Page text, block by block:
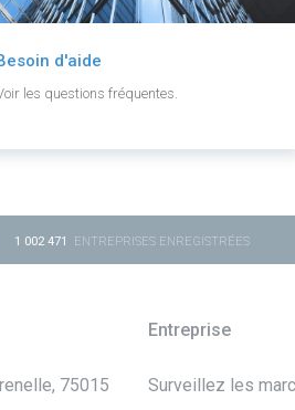
d'aide
les questions fréquentes.
1 002 471 ENTREPRISES ENREGISTRÉES
75015
Entreprise
Surveillez les